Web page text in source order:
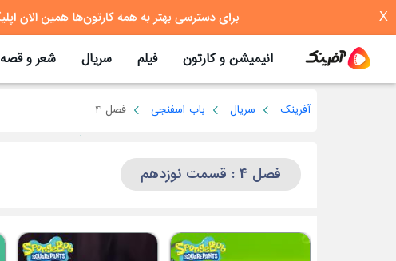
X
انیمیشن و کارتون فیلم سریال شعر و قصه
آفرینک سریال باب اسفنجی فصل 4
فصل 4 : قسمت نوزدهم